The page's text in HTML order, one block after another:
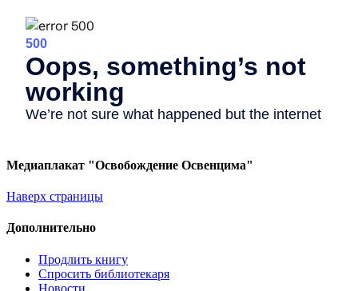
Медиаплакат "Освобождение Освенцима"
Наверх страницы
Дополнительно
Продлить книгу
Спросить библиотекаря
Новости